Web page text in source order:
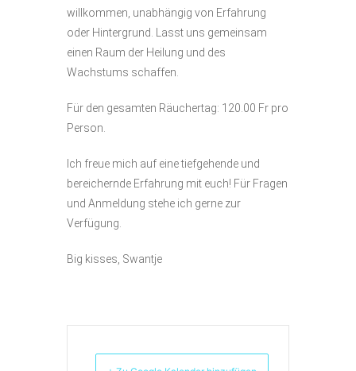
willkommen, unabhängig von Erfahrung
oder Hintergrund. Lasst uns gemeinsam
einen Raum der Heilung und des
Wachstums schaffen.
Für den gesamten Räuchertag: 120.00 Fr pro
Person.
Ich freue mich auf eine tiefgehende und
bereichernde Erfahrung mit euch! Für Fragen
und Anmeldung stehe ich gerne zur
Verfügung.
Big kisses, Swantje